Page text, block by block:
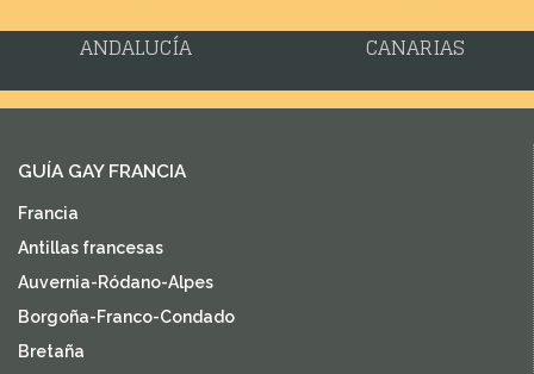
ANDALUCÍA CANARIAS
GUÍA GAY FRANCIA
Francia
Antillas francesas
Auvernia-Ródano-Alpes
Borgoña-Franco-Condado
Bretaña